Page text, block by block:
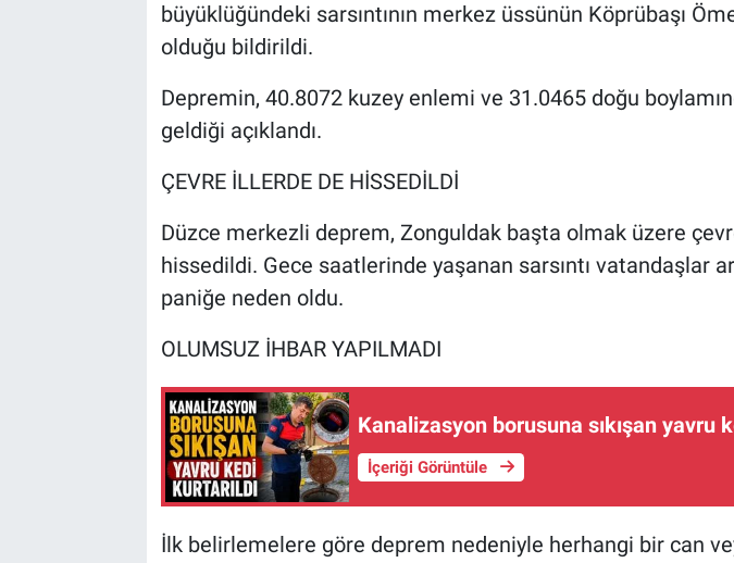
büyüklüğündeki sarsıntının merkez üssünün Köprübaşı
olduğu bildirildi.
Depremin, 40.8072 kuzey enlemi ve 31.0465 doğu
geldiği açıklandı.
ÇEVRE İLLERDE DE HİSSEDİLDİ
Düzce merkezli deprem, Zonguldak başta olmak üzere
hissedildi. Gece saatlerinde yaşanan sarsıntı vatandaşlar
paniğe neden oldu.
OLUMSUZ İHBAR YAPILMADI
Kanalizasyon borusuna sıkışan yavru
İçeriği Görüntüle
İlk belirlemelere göre deprem nedeniyle herhangi bir can